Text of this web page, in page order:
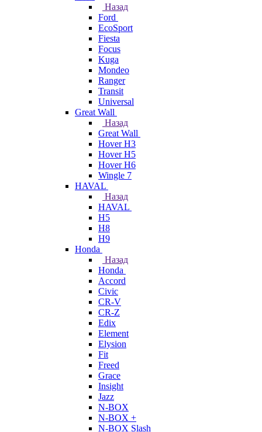
Назад
Ford
EcoSport
Fiesta
Focus
Kuga
Mondeo
Ranger
Transit
Universal
Great Wall
Назад
Great Wall
Hover H3
Hover H5
Hover H6
Wingle 7
HAVAL
Назад
HAVAL
H5
H8
H9
Honda
Назад
Honda
Accord
Civic
CR-V
CR-Z
Edix
Element
Elysion
Fit
Freed
Grace
Insight
Jazz
N-BOX
N-BOX +
N-BOX Slash